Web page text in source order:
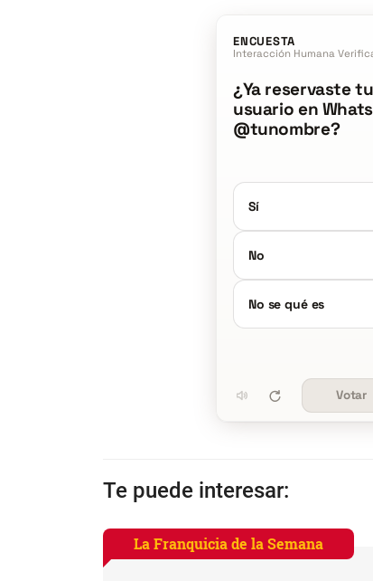
ENCUESTA
Interacción Humana
¿Ya reservaste
usuario en
@tunombre?
Sí
No
No se qué es
Votar
Te puede interesar:
La Franquicia de la Semana